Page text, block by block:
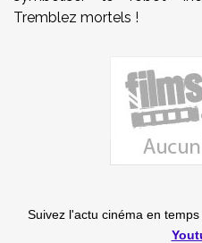
Tremblez mortels !
Suivez l'actu cinéma en temps